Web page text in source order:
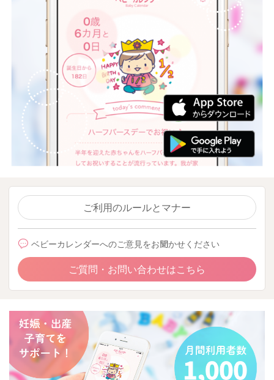
ご利用のルールとマナー
ベビーカレンダーへのご意見をお聞かせください
ご質問・お問い合わせはこちら